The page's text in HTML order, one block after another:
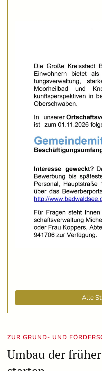
Alle
ZUR GRUND- UND
Umbau der